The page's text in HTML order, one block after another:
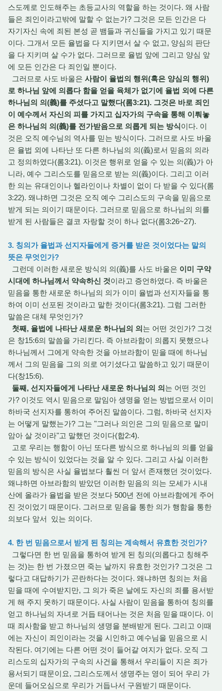
스도께로 인도해주는 초등교사의 역할을 하는 것이다. 왜 사람
들은 죄인이라고밖에 말할 수 없는가? 그것은 모든 인간은 다
자기자신 속에 죄된 본성 곧 뱀들과 귀신들을 가지고 있기 때문
이다. 그개서 모든 율법을 다 지키면서 살 수 없고, 양심의 판단
을 다 지키며 살 수가 없다. 그러므로 율법 앞에 그리고 양심 앞
에 모든 인간은 다 죄인일 뿐이다.
그러므로 사도 바울은 사람이 율법의 행위(혹은 양심의 행위)
로 하나님 앞에 의롭다 함을 얻을 육체가 없기에 율법 외에 다른
하나님의 의(義)를 주셨다고 말했다(롬3:21). 그것은 바로 죄인
이 예수께서 자신의 피를 가지고 십자가의 구속을 통해 이뤄놓
은 하나님의 의(義)를 전가받음으로 의롭게 되는 방식이다. 이
것은 오직 예수님의 역사를 믿는 방식이다. 그러므로 사도 바울
은 율법 외에 나타난 또 다른 하나님의 의(義)로서 믿음의 의라
고 정의하였다(롬3:21). 이것은 행위로 얻을 수 있는 의(義)가 아
니라, 예수 그리스도를 믿음으로 받는 의(義)이다. 그리고 이러
한 의는 유대인이나 헬라인이나 차별이 없이 다 받을 수 있다(롬
3:22). 왜냐하면 그것은 오직 예수 그리스도의 구속을 믿음으로
받게 되는 의이기 때문이다. 그러므로 믿음으로 하나님의 의를
받게 된 사람들은 결코 자랑할 것이 하나 없다(롬3:26~27).
3. 칭의가 율법과 선지자들에게 증거를 받은 것이었다는 말의
뜻은 무엇인가?
그런데 이러한 새로운 방식의 의(義)를 사도 바울은 이미 구약
시대에 하나님께서 약속하신 것이라고 증언하였다. 즉 바울은
믿음을 통한 새로운 하나님의 의가 이미 율법과 선지자들을 통
하여 이미 선포된 것이라고 말한 것이다(롬3:21). 그럼 그러한
말씀은 대체 무엇인가?
첫째, 율법에 나타난 새로운 하나님의 의는 어떤 것인가? 그것
은 창15:6의 말씀을 가리킨다. 즉 아브라함이 의롭지 못했으나
하나님께서 그에게 약속한 것을 아브라함이 믿을 때에 하나님
께서 그의 믿음을 그의 의로 여기셨다고 말씀하고 있기 때문이
다(창15:6).
둘째, 선지자들에게 나타난 새로운 하나님의 의는 어떤 것인
가? 이것도 역시 믿음으로 말임아 생명을 얻는 방법으로서 이미
하바국 선지자를 통하여 주어진 말씀이다. 그럼, 하바국 선지자
는 어떻게 말했는가? 그는 "그러나 의인은 그의 믿음으로 말미
암아 살 것이라"고 말했던 것이다(합2:4).
고로 우리는 행함이 아닌 또다른 방식으로 하나님의 의를 얻을
수 있는 방식이 있었다는 것을 알 수 있다. 그리고 사실 이러한
믿음의 방식은 사실 율법보다 훨씬 더 앞서 존재했던 것이었다.
왜냐하면 아브라함의 받았던 이러한 믿음의 의는 모세가 시내
산에 올라가 율법을 받은 것보다 500년 전에 아브라함에게 주어
진 것이었기 때문이다. 그러므로 믿음을 통한 의가 행함을 통한
의보다 앞서 있는 의이다.
4. 한 번 믿음으로서 받게 된 칭의는 계속해서 유효한 것인가?
그렇다면 한 번 믿음을 통하여 받게 된 칭의(의롭다고 칭해주
는 것)는 한 번 가졌으면 죽는 날까지 유효한 것인가? 그것은 그
렇다고 대답하기가 곤란하다는 것이다. 왜냐하면 칭의는 처음
믿을 때에 수여받지만, 그 의가 죽은 날에도 자신의 죄를 용서받
게 해 주지 못하기 때문이다. 사실 사람이 믿음을 통하여 칭의를
얻고 하나님의 자녀로 거듭 태어나는 것은 처음 믿을 때이다. 이
때 죄사함을 받고 하나님의 생명을 분배받게 된다. 그리고 이때
에는 자신이 죄인이라는 것을 시인하고 예수님을 믿음으로 시
작된다. 여기에는 다른 어떤 것이 들어갈 여지가 없다. 오직 그
리스도의 십자가의 구속의 사건을 통해서 우리들이 지은 죄가
용서되기 때문이요, 그리스도께서 생명주는 영이 되어 우리 가
운데 들어오심으로 우리가 거듭나서 구원받기 때문이다.